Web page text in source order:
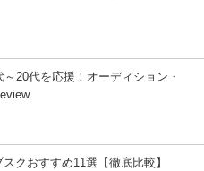
20代を応援！オーディション・
クおすすめ11選【徹底比較】